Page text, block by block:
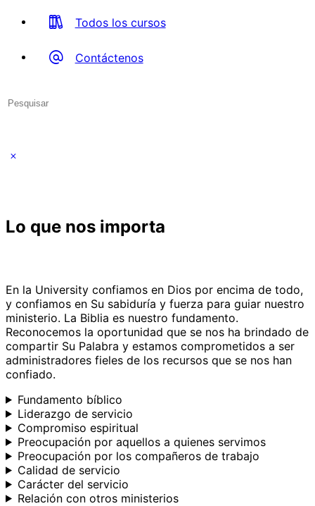
Todos los cursos
Contáctenos
Search
Lo que nos importa
En la University confiamos en Dios por encima de todo,
y confiamos en Su sabiduría y fuerza para guiar nuestro
ministerio. La Biblia es nuestro fundamento.
Reconocemos la oportunidad que se nos ha brindado de
compartir Su Palabra y estamos comprometidos a ser
administradores fieles de los recursos que se nos han
confiado.
Fundamento bíblico
Liderazgo de servicio
Compromiso espiritual
Preocupación por aquellos a quienes servimos
Preocupación por los compañeros de trabajo
Calidad de servicio
Carácter del servicio
Relación con otros ministerios